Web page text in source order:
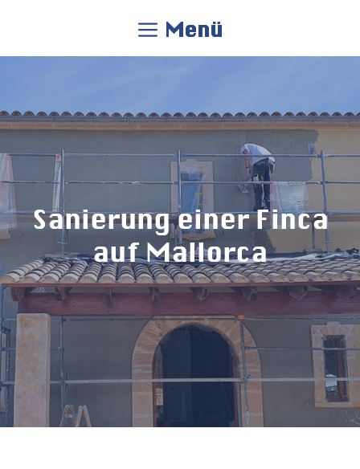
springen
Menü
Sanierung einer Finca
auf Mallorca